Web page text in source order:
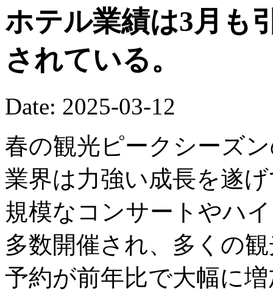
ホテル業績は3月も
されている。
Date: 2025-03-12
春の観光ピークシーズ
業界は力強い成長を遂
規模なコンサートやハ
多数開催され、多くの
予約が前年比で大幅に